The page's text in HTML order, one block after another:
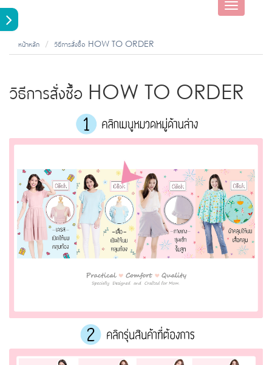
Toggle
หน้าหลัก วิธีการสั่งซื้อ HOW TO ORDER
วิธีการสั่งซื้อ HOW TO ORDER